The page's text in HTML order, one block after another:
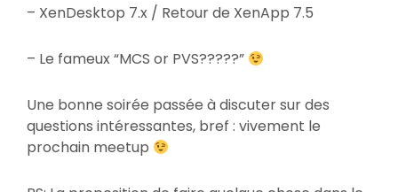
– XenDesktop 7.x / Retour de XenApp 7.5
– Le fameux “MCS or PVS?????”
Une bonne soirée passée à discuter sur des
questions intéressantes, bref : vivement le
prochain meetup